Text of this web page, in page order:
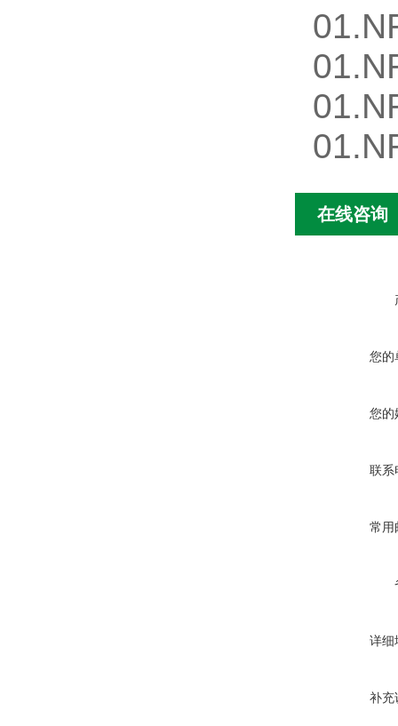
在线咨询
您的
您的
联系
常用
详细
补充